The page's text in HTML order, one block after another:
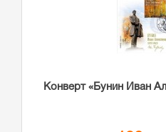
Конверт «Бунин Иван